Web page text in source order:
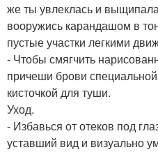
же ты увлеклась и
вооружись карандашом в
пустые участки легкими
- Чтобы смягчить
причеши брови
кисточкой для туши.
Уход.
- Избавься от отеков под
уставший вид и визуально